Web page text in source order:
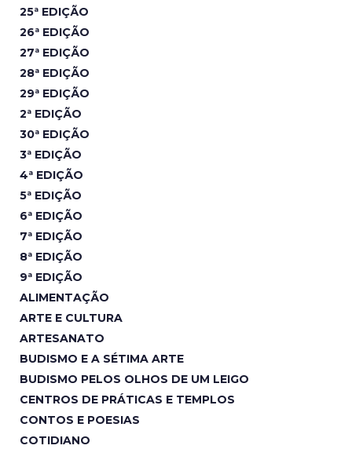
25ª EDIÇÃO
26ª EDIÇÃO
27ª EDIÇÃO
28ª EDIÇÃO
29ª EDIÇÃO
2ª EDIÇÃO
30ª EDIÇÃO
3ª EDIÇÃO
4ª EDIÇÃO
5ª EDIÇÃO
6ª EDIÇÃO
7ª EDIÇÃO
8ª EDIÇÃO
9ª EDIÇÃO
ALIMENTAÇÃO
ARTE E CULTURA
ARTESANATO
BUDISMO E A SÉTIMA ARTE
BUDISMO PELOS OLHOS DE UM LEIGO
CENTROS DE PRÁTICAS E TEMPLOS
CONTOS E POESIAS
COTIDIANO